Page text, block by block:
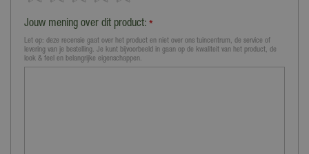
Jouw mening over dit product: *
Let op: deze recensie gaat over het product en niet over ons tuincentrum, de service of
levering van je bestelling. Je kunt bijvoorbeeld in gaan op de kwaliteit van het product, de
look & feel en belangrijke eigenschappen.